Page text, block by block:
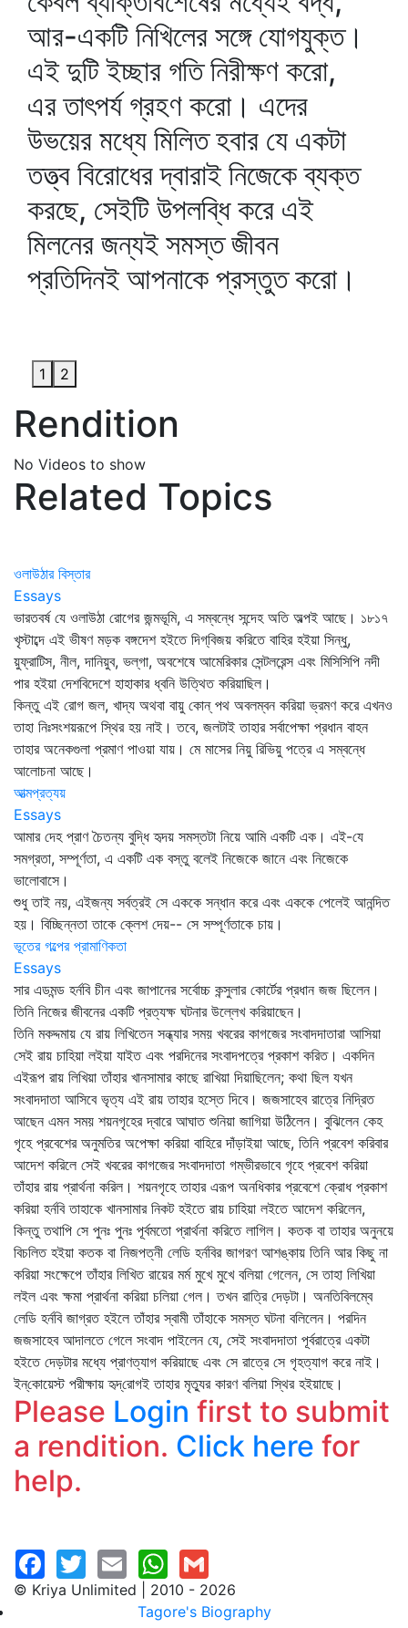
আর-একটি নিখিলের সঙ্গে যোগযুক্ত।
এই দুটি ইচ্ছার গতি নিরীক্ষণ করো,
এর তাৎপর্য গ্রহণ করো। এদের
উভয়ের মধ্যে মিলিত হবার যে একটা
তত্ত্ব বিরোধের দ্বারাই নিজেকে ব্যক্ত
করছে, সেইটি উপলব্ধি করে এই
মিলনের জন্যই সমস্ত জীবন
প্রতিদিনই আপনাকে প্রস্তুত করো।
1 2
Rendition
No Videos to show
Related Topics
ওলাউঠার বিস্তার
Essays
ভারতবর্ষ যে ওলাউঠা রোগের জন্মভূমি, এ সম্বন্ধে সন্দেহ অতি অল্পই আছে। ১৮১৭
খৃস্টাব্দে এই ভীষণ মড়ক বঙ্গদেশ হইতে দিগ্‌বিজয় করিতে বাহির হইয়া সিন্ধু,
য়ুফ্রাটিস, নীল, দানিয়ুব, ভল্‌গা, অবশেষে আমেরিকার সেন্টলরেন্স এবং মিসিসিপি নদী
পার হইয়া দেশবিদেশে হাহাকার ধ্বনি উত্থিত করিয়াছিল।
কিন্তু এই রোগ জল, খাদ্য অথবা বায়ু কোন্‌ পথ অবলম্বন করিয়া ভ্রমণ করে এখনও
তাহা নিঃসংশয়রূপে স্থির হয় নাই। তবে, জলটাই তাহার সর্বাপেক্ষা প্রধান বাহন
তাহার অনেকগুলা প্রমাণ পাওয়া যায়। মে মাসের নিয়ু রিভিয়ু পত্রে এ সম্বন্ধে
আলোচনা আছে।
আত্মপ্রত্যয়
Essays
আমার দেহ প্রাণ চৈতন্য বুদ্ধি হৃদয় সমস্তটা নিয়ে আমি একটি এক। এই-যে
সমগ্রতা, সম্পূর্ণতা, এ একটি এক বস্তু বলেই নিজেকে জানে এবং নিজেকে
ভালোবাসে।
শুধু তাই নয়, এইজন্য সর্বত্রই সে এককে সন্ধান করে এবং এককে পেলেই আনন্দিত
হয়। বিচ্ছিন্নতা তাকে ক্লেশ দেয়-- সে সম্পূর্ণতাকে চায়।
ভূতের গল্পের প্রামাণিকতা
Essays
সার এডমন্ড হর্নবি চীন এবং জাপানের সর্বোচ্চ কন্সুলার কোর্টের প্রধান জজ ছিলেন।
তিনি নিজের জীবনের একটি প্রত্যক্ষ ঘটনার উল্লেখ করিয়াছেন।
তিনি মকদ্দমায় যে রায় লিখিতেন সন্ধ্যার সময় খবরের কাগজের সংবাদদাতারা আসিয়া
সেই রায় চাহিয়া লইয়া যাইত এবং পরদিনের সংবাদপত্রে প্রকাশ করিত। একদিন
এইরূপ রায় লিখিয়া তাঁহার খানসামার কাছে রাখিয়া দিয়াছিলেন; কথা ছিল যখন
সংবাদদাতা আসিবে ভৃত্য এই রায় তাহার হস্তে দিবে। জজসাহেব রাত্রে নিদ্রিত
আছেন এমন সময় শয়নগৃহের দ্বারে আঘাত শুনিয়া জাগিয়া উঠিলেন। বুঝিলেন কেহ
গৃহে প্রবেশের অনুমতির অপেক্ষা করিয়া বাহিরে দাঁড়াইয়া আছে, তিনি প্রবেশ করিবার
আদেশ করিলে সেই খবরের কাগজের সংবাদদাতা গম্ভীরভাবে গৃহে প্রবেশ করিয়া
তাঁহার রায় প্রার্থনা করিল। শয়নগৃহে তাহার এরূপ অনধিকার প্রবেশে ক্রোধ প্রকাশ
করিয়া হর্নবি তাহাকে খানসামার নিকট হইতে রায় চাহিয়া লইতে আদেশ করিলেন,
কিন্তু তথাপি সে পুনঃ পুনঃ পূর্বমতো প্রার্থনা করিতে লাগিল। কতক বা তাহার অনুনয়ে
বিচলিত হইয়া কতক বা নিজপত্নী লেডি হর্নবির জাগরণ আশঙ্কায় তিনি আর কিছু না
করিয়া সংক্ষেপে তাঁহার লিখিত রায়ের মর্ম মুখে মুখে বলিয়া গেলেন, সে তাহা লিখিয়া
লইল এবং ক্ষমা প্রার্থনা করিয়া চলিয়া গেল। তখন রাত্রি দেড়টা। অনতিবিলম্বে
লেডি হর্নবি জাগ্রত হইলে তাঁহার স্বামী তাঁহাকে সমস্ত ঘটনা বলিলেন। পরদিন
জজসাহেব আদালতে গেলে সংবাদ পাইলেন যে, সেই সংবাদদাতা পূর্বরাত্রে একটা
হইতে দেড়টার মধ্যে প্রাণত্যাগ করিয়াছে এবং সে রাত্রে সে গৃহত্যাগ করে নাই।
ইন্‌কোয়েস্ট পরীক্ষায় হৃদ্‌রোগই তাহার মৃত্যুর কারণ বলিয়া স্থির হইয়াছে।
Please Login first to submit
a rendition. Click here for
help.
© Kriya Unlimited | 2010 - 2026
Tagore's Biography